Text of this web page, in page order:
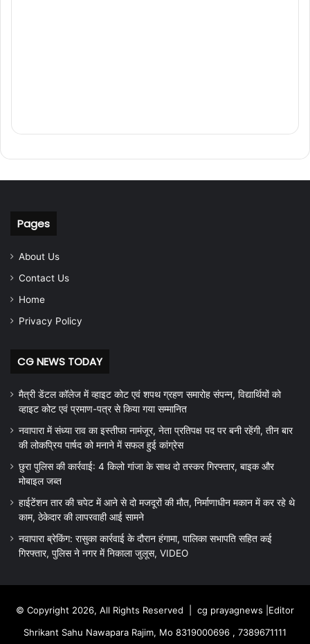
Pages
About Us
Contact Us
Home
Privacy Policy
CG NEWS TODAY
मैत्री डेंटल कॉलेज में व्हाइट कोट एवं शपथ ग्रहण समारोह संपन्न, विद्यार्थियों को
व्हाइट कोट एवं प्रमाण-पत्र से किया गया सम्मानित
नवापारा में संध्या राव का इस्तीफा नामंजूर, नेता प्रतिपक्ष पद पर बनी रहेंगी, तीन बार
की लोकप्रिय पार्षद को मनाने में सफल हुई कांग्रेस
छुरा पुलिस की कार्रवाई: 4 किलो गांजा के साथ दो तस्कर गिरफ्तार, बाइक और
मोबाइल जब्त
हाईटेंशन तार की चपेट में आने से दो मजदूरों की मौत, निर्माणाधीन मकान में कर रहे थे
काम, ठेकेदार की लापरवाही आई सामने
नवापारा ब्रेकिंग: रासुका कार्रवाई के दौरान हंगामा, पालिका सभापति सहित कई
गिरफ्तार, पुलिस ने नगर में निकाला जुलूस, VIDEO
© Copyright 2026, All Rights Reserved | cg prayagnews |Editor
Shrikant Sahu Nawapara Rajim, Mo 8319000696 , 7389671111